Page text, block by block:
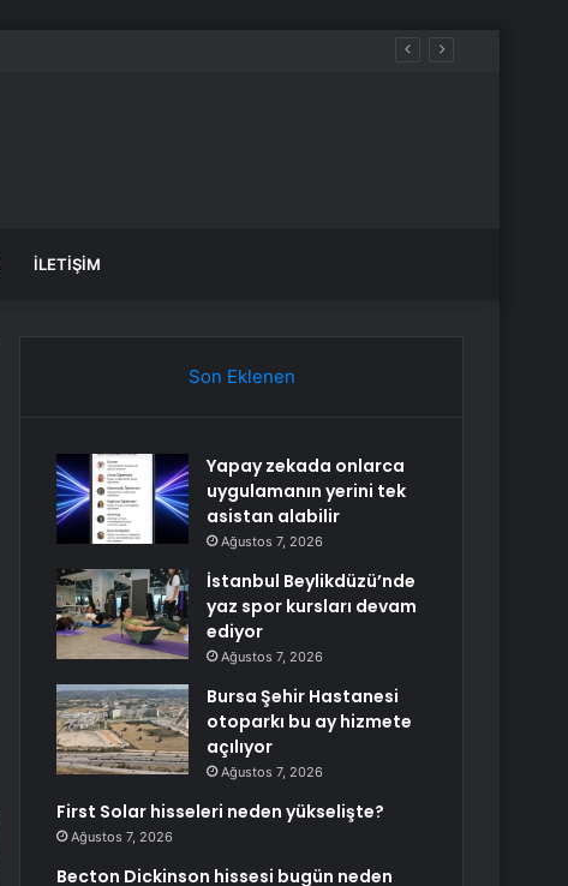
İLETIŞIM
Son Eklenen
Yapay zekada onlarca
uygulamanın yerini tek
asistan alabilir
Ağustos 7, 2026
İstanbul Beylikdüzü’nde
yaz spor kursları devam
ediyor
Ağustos 7, 2026
Bursa Şehir Hastanesi
otoparkı bu ay hizmete
açılıyor
Ağustos 7, 2026
First Solar hisseleri neden yükselişte?
Ağustos 7, 2026
Becton Dickinson hissesi bugün neden